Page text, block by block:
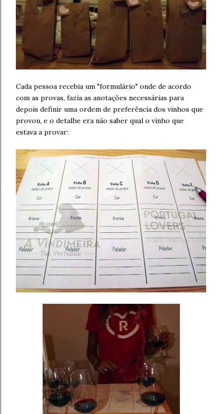
Cada pessoa recebia um "formulário" onde de acordo
com as provas, fazia as anotações necessárias para
depois definir uma ordem de preferência dos vinhos que
provou, e o detalhe era não saber qual o vinho que
estava a provar: